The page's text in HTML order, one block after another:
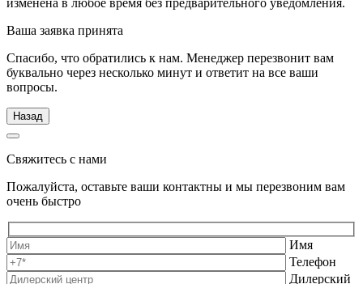
Ваша заявка принята
Спасибо, что обратились к нам. Менеджер перезвонит вам
буквально через несколько минут и ответит на все ваши
вопросы.
Назад
Свяжитесь с нами
Пожалуйста, оставьте ваши контактны и мы перезвоним вам
очень быстро
Имя
Телефон
Дилерский